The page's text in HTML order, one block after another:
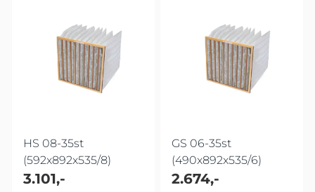
HS 08-35st
(592x892x535/8)
3.101,-
GS 06-35st
(490x892x535/6)
2.674,-